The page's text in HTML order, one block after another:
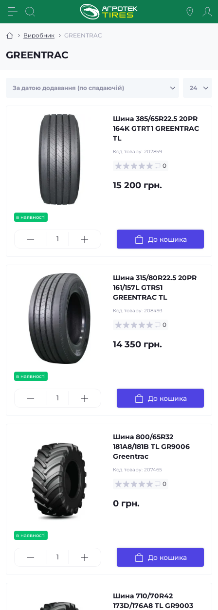
Виробник GREENTRAC
GREENTRAC
в наявності
Шина 385/65R22.5 20PR
164K GTRT1 GREENTRAC
TL
Код товару: 202859
0
15 200 грн.
До кошика
в наявності
Шина 315/80R22.5 20PR
161/157L GTRS1
GREENTRAC TL
Код товару: 208493
0
14 350 грн.
До кошика
в наявності
Шина 800/65R32
181А8/181B TL GR9006
Greentrac
Код товару: 207465
0
0 грн.
До кошика
Шина 710/70R42
173D/176А8 TL GR9003